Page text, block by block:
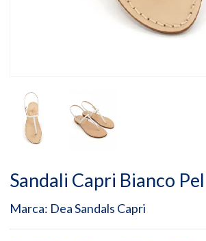
Sandali Capri Bianco
Marca: Dea Sandals Capri